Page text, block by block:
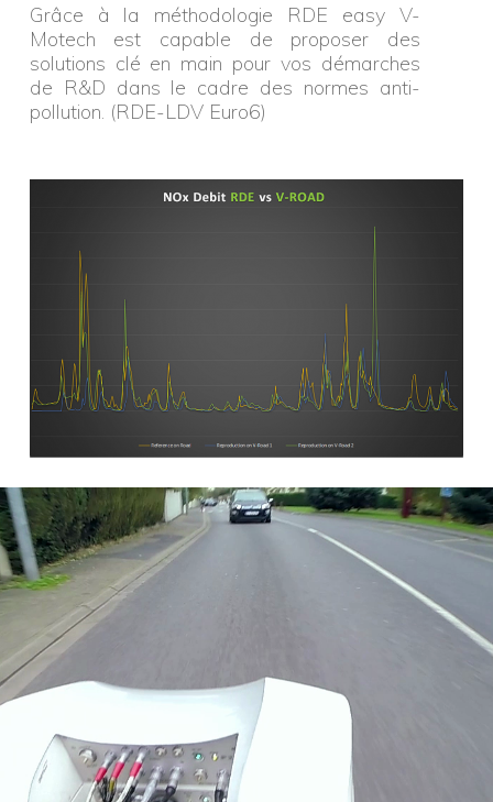
Grâce à la méthodologie RDE easy V-
Motech est capable de proposer des
solutions clé en main pour vos démarches
de R&D dans le cadre des normes anti-
pollution. (RDE-LDV Euro6)